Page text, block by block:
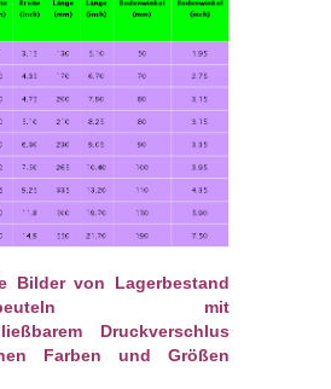
Bilder von Lagerbestand
mit
Druckverschlus
Farben und Größen